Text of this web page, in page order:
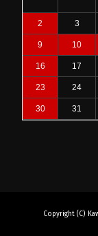
2 3
9 10
16 17
23 24
30 31
Copyright (C)